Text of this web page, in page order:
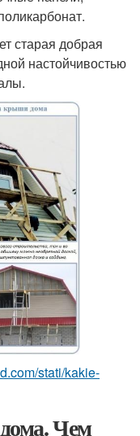
старая добрая
настойчивостью
stati/kakie-
Чем